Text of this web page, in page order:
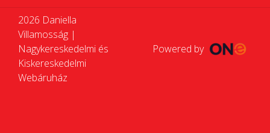
2026 Daniella
Villamosság |
Nagykereskedelmi és
Kiskereskedelmi
Webáruház
Powered by